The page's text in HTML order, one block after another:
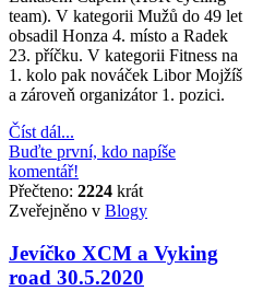
team). V kategorii Mužů do 49 let
obsadil Honza 4. místo a Radek
23. příčku. V kategorii Fitness na
1. kolo pak nováček Libor Mojžíš
a zároveň organizátor 1. pozici.
Číst dál...
Buďte první, kdo napíše
komentář!
Přečteno: 2224 krát
Zveřejněno v Blogy
Jevíčko XCM a Vyking
road 30.5.2020